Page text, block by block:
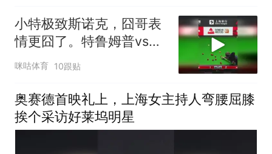
小特极致斯诺克，囧哥表
情更囧了。特鲁姆普vs威
尔逊 斯诺克上海大师赛
咪咕体育 10跟贴
奥赛德首映礼上，上海女主持人弯腰屈膝
挨个采访好莱坞明星